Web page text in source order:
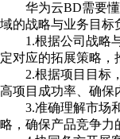
华为云BD需要懂
域的战略与业务目标
1.根据公司战略与
定对应的拓展策略，
2.根据项目目标，
高项目成功率、确保
3.准确理解市场和
略，确保产品竞争力